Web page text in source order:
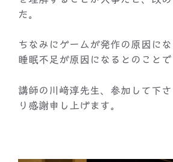
た。
ちなみにゲームが発作の原因にな
睡眠不足が原因になるとのことで
講師の川﨑淳先生、参加して下
り感謝申し上げます。